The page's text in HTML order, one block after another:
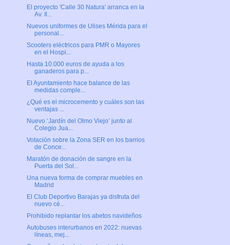
El proyecto 'Calle 30 Natura' arranca en la
Av. Il...
Nuevos uniformes de Ulises Mérida para el
personal...
Scooters eléctricos para PMR o Mayores
en el Hospi...
Hasta 10.000 euros de ayuda a los
ganaderos para p...
El Ayuntamiento hace balance de las
medidas comple...
¿Qué es el microcemento y cuáles son las
ventajas ...
Nuevo ‘Jardín del Olmo Viejo’ junto al
Colegio Jua...
Votación sobre la Zona SER en los barrios
de Conce...
Maratón de donación de sangre en la
Puerta del Sol...
Una nueva forma de comprar muebles en
Madrid
El Club Deportivo Barajas ya disfruta del
nuevo cé...
Prohibido replantar los abetos navideños
Autobuses interurbanos en 2022: nuevas
líneas, mej...